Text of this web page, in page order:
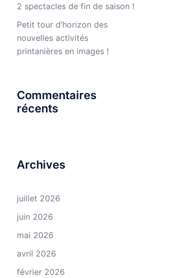
2 spectacles de fin de saison !
Petit tour d’horizon des
nouvelles activités
printanières en images !
Commentaires
récents
Archives
juillet 2026
juin 2026
mai 2026
avril 2026
février 2026